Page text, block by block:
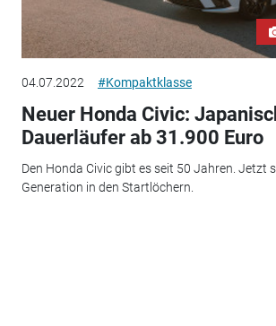
04.07.2022 #Kompaktklasse
Neuer Honda Civic:
Dauerläufer ab 31.900 Euro
Den Honda Civic gibt es seit 50 Jahren. Jetzt
Generation in den Startlöchern.